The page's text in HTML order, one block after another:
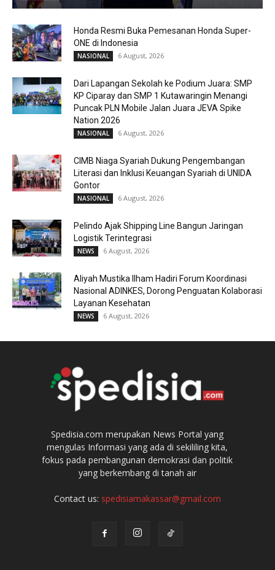
Honda Resmi Buka Pemesanan Honda Super-
ONE di Indonesia
NASIONAL 6 August, 2026
Dari Lapangan Sekolah ke Podium Juara: SMP
KP Ciparay dan SMP 1 Kutawaringin Menangi
Puncak PLN Mobile Jalan Juara JEVA Spike
Nation 2026
NASIONAL 6 August, 2026
CIMB Niaga Syariah Dukung Pengembangan
Literasi dan Inklusi Keuangan Syariah di UNIDA
Gontor
NASIONAL 6 August, 2026
Pelindo Ajak Shipping Line Bangun Jaringan
Logistik Terintegrasi
NEWS 6 August, 2026
Aliyah Mustika Ilham Hadiri Forum Koordinasi
Nasional ADINKES, Dorong Penguatan Kolaborasi
Layanan Kesehatan
NEWS 6 August, 2026
Spedisia.com merupakan News Portal yang
mengulas Informasi yang ada di sekililing kita,
fokus pada pembangunan demokrasi dan politik
yang berkembang di tanah air
Contact us: spedisiamakassar@gmail.com